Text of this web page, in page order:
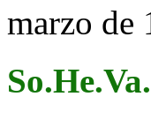
marzo de